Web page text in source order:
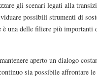
gli scenari legati alla
possibili strumenti di
una delle filiere più importanti
aperto un dialogo
sia possibile affrontare le